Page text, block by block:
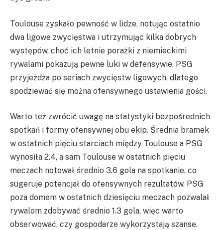
Toulouse zyskało pewność w lidze, notując ostatnio
dwa ligowe zwycięstwa i utrzymując kilka dobrych
występów, choć ich letnie porażki z niemieckimi
rywalami pokazują pewne luki w defensywie. PSG
przyjeżdża po seriach zwycięstw ligowych, dlatego
spodziewać się można ofensywnego ustawienia gości.
Warto też zwrócić uwagę na statystyki bezpośrednich
spotkań i formy ofensywnej obu ekip. Średnia bramek
w ostatnich pięciu starciach między Toulouse a PSG
wynosiła 2.4, a sam Toulouse w ostatnich pięciu
meczach notował średnio 3.6 gola na spotkanie, co
sugeruje potencjał do ofensywnych rezultatów. PSG
poza domem w ostatnich dziesięciu meczach pozwalał
rywalom zdobywać średnio 1.3 gola, więc warto
obserwować, czy gospodarze wykorzystają szanse.